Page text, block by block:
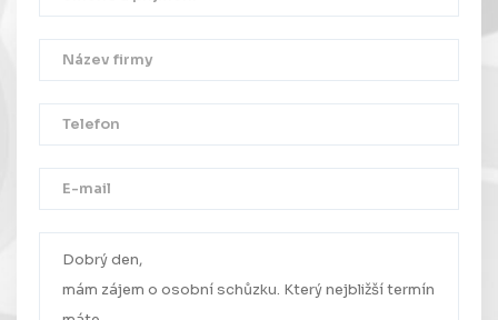
Vaše zpráva byla úspěšně odeslána.